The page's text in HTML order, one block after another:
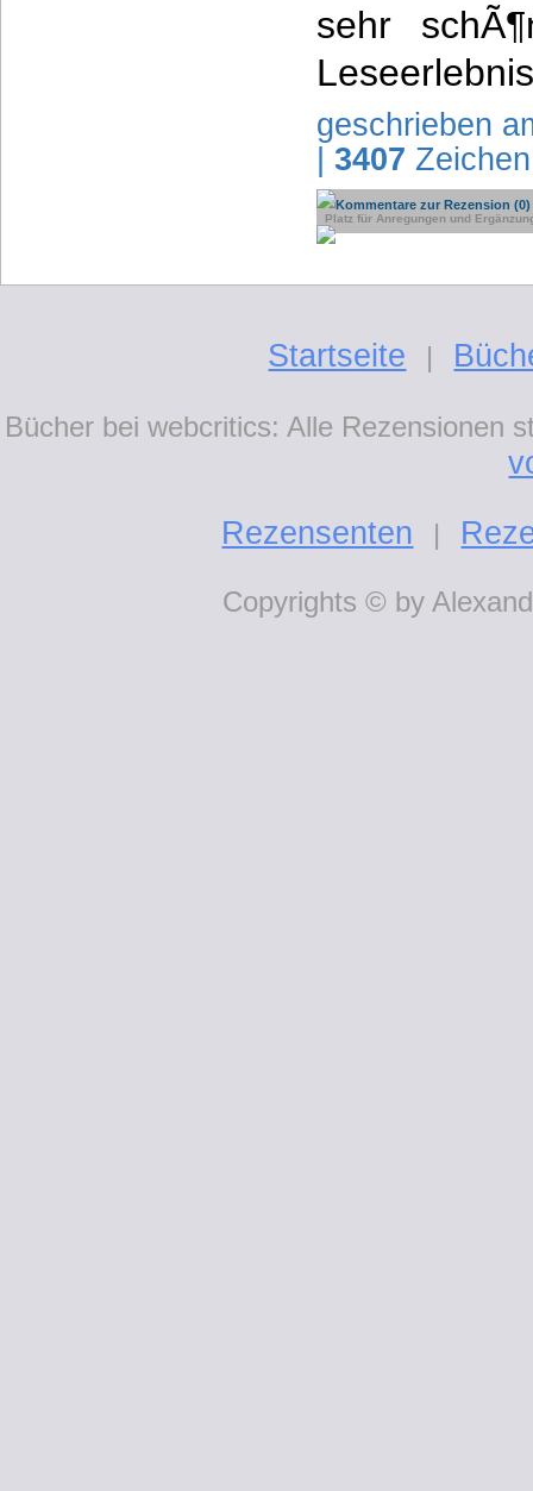
sehr
geschrieben
3407 Zeichen
Kommentare zur Rezension (0)
Platz für Anregungen und
Startseite |
Bücher bei webcritics: Alle Rezensionen
Rezensenten
|
Copyrights © by